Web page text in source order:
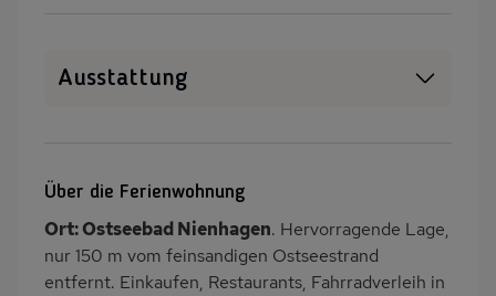
Ausstattung
Küche
Herd (2 Platten)
Backofen
Kühlschrank
Über die Ferienwohnung
Ort: Ostseebad Nienhagen. Hervorragende Lage,
nur 150 m vom feinsandigen Ostseestrand
entfernt. Einkaufen, Restaurants, Fahrradverleih in